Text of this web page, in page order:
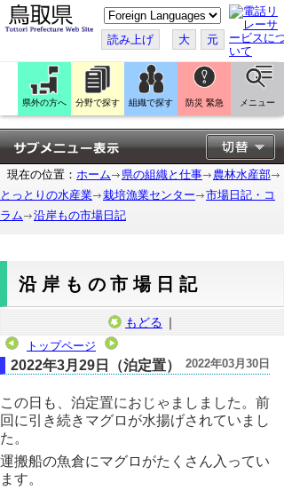
こ
の
ペ
ー
ジ
翻
訳
す
る
読み上げ 大 元
県外の方へ 分野で探す 組織で探す 防災 緊急 メニュー
現在の位置： ホーム 県の組織と仕事
農林水産部
とっとりの水産業
栽培漁業センター
市場日記・コ
ラム
沿岸もの市場日記
沿岸もの市場日記
もどる ｜
トップページ
2022年03月30日
2022年3月29日（泊定置）
この日も、泊定置におじゃましました。前
回に引き続きマグロが水揚げされていまし
た。
運搬船の魚倉にマグロがたくさん入ってい
ます。